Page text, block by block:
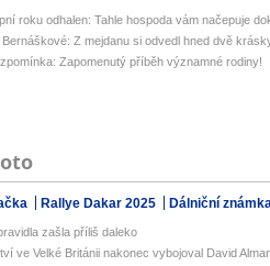
roku odhalen: Tahle hospoda vám načepuje
Z mejdanu si odvedl hned dvě
Zapomenutý příběh významné rodiny!
Rallye Dakar 2025 Dálniční
zašla příliš daleko
ve Velké Británii nakonec vybojoval David